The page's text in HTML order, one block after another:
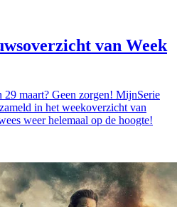
van Week
29 maart? Geen zorgen! MijnSerie
in het weekoverzicht van
weer helemaal op de hoogte!